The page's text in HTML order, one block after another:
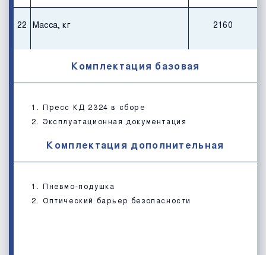
22 Масса, кг 2160
Комплектация базовая
Пресс КД 2324 в сборе
Эксплуатационная документация
Комплектация дополнительная
Пневмо-подушка
Оптический барьер безопасности